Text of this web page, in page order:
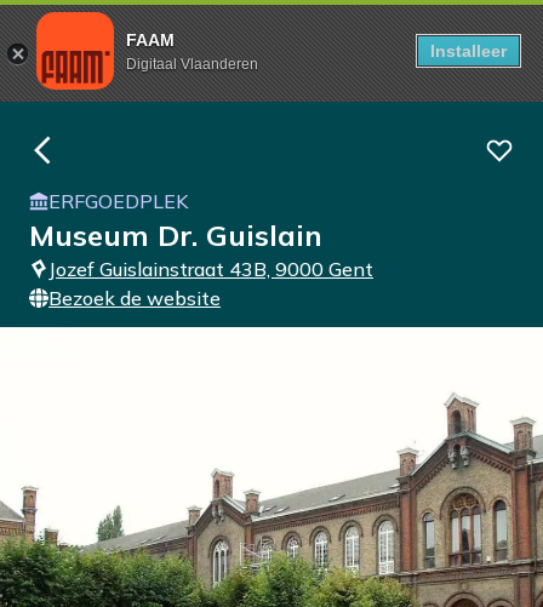
FAAM
Digitaal Vlaanderen
Installeer
ERFGOEDPLEK
Museum Dr. Guislain
Jozef Guislainstraat 43B, 9000 Gent
Bezoek de website